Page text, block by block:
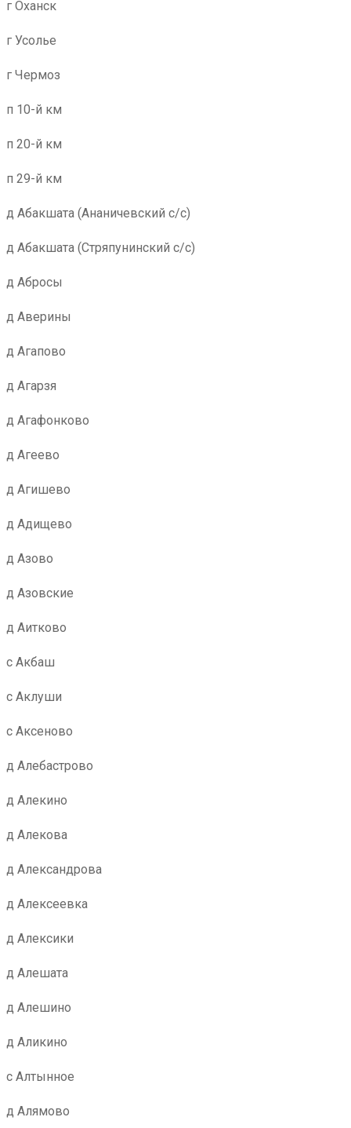
г Оханск
г Усолье
г Чермоз
п 10-й км
п 20-й км
п 29-й км
д Абакшата (Ананичевский с/с)
д Абакшата (Стряпунинский с/с)
д Абросы
д Аверины
д Агапово
д Агарзя
д Агафонково
д Агеево
д Агишево
д Адищево
д Азово
д Азовские
д Аитково
с Акбаш
с Аклуши
с Аксеново
д Алебастрово
д Алекино
д Алекова
д Александрова
д Алексеевка
д Алексики
д Алешата
д Алешино
д Аликино
с Алтынное
д Алямово